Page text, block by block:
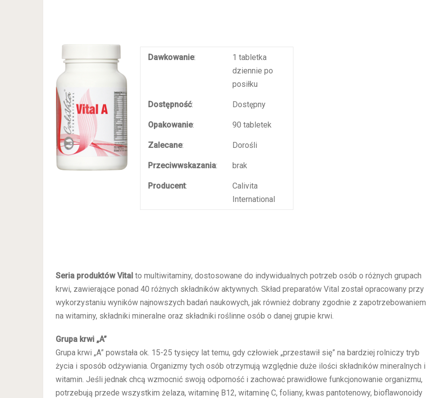
Dawkowanie:
1 tabletka
dziennie po
posiłku
Dostępność: Dostępny
Opakowanie: 90 tabletek
Zalecane: Dorośli
Przeciwwskazania: brak
Producent:
Calivita
International
Seria produktów Vital to multiwitaminy, dostosowane do indywidualnych potrzeb osób o różnych grupach
krwi, zawierające ponad 40 różnych składników aktywnych. Skład preparatów Vital został opracowany przy
wykorzystaniu wyników najnowszych badań naukowych, jak również dobrany zgodnie z zapotrzebowaniem
na witaminy, składniki mineralne oraz składniki roślinne osób o danej grupie krwi.
Grupa krwi „A”
Grupa krwi „A” powstała ok. 15-25 tysięcy lat temu, gdy człowiek „przestawił się” na bardziej rolniczy tryb
życia i sposób odżywiania. Organizmy tych osób otrzymują względnie duże ilości składników mineralnych i
witamin. Jeśli jednak chcą wzmocnić swoją odporność i zachować prawidłowe funkcjonowanie organizmu,
potrzebują przede wszystkim żelaza, witaminę B12, witaminę C, foliany, kwas pantotenowy, bioflawonoidy